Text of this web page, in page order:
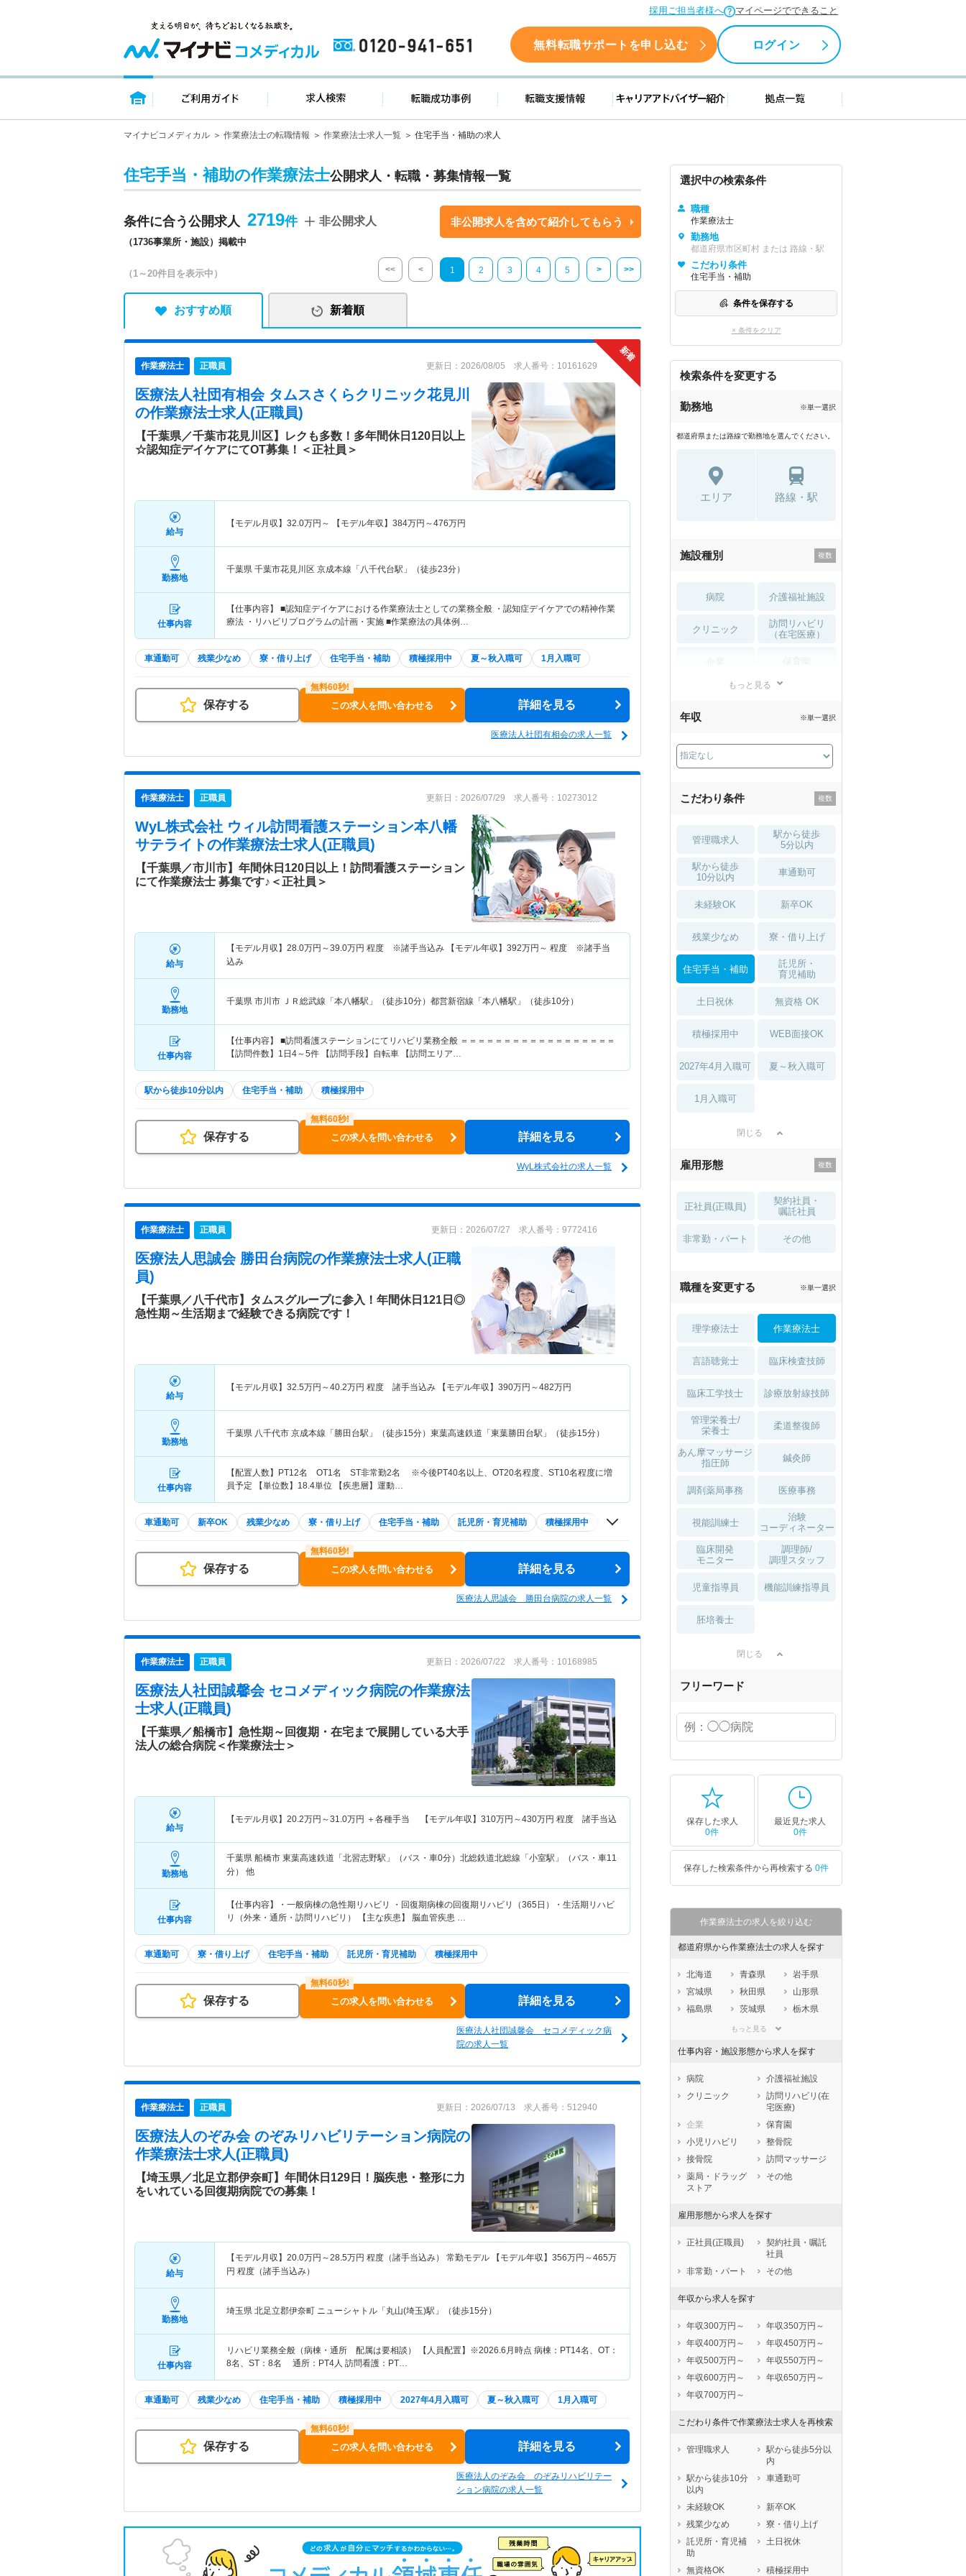
採用ご担当者様へ マイページでできること
0120-941-651 無料転職サポートを申し込む ログイン
トップページ ご利用ガイド 求人検索 転職成功事例 転職支援情報 キャリアアドバイザー紹介 拠点一覧
マイナビコメディカル 作業療法士の転職情報 作業療法士求人一覧 住宅手当・補助の求人
住宅手当・補助の作業療法士公開求人・転職・募集情報一覧
条件に合う公開求人 2719
（1736事業所・施設）掲載中
非公開求人 非公開求人を含めて紹介してもらう
（1～20件目を表示中） << < 1 2 3 4 5 > >>
おすすめ順 新着順
作業療法士 正職員 更新日：2026/08/05 求人番号：10161629
医療法人社団有相会 タムスさくらクリニック花見川
の作業療法士求人(正職員)
【千葉県／千葉市花見川区】レクも多数！多年間休日120日以上
☆認知症デイケアにてOT募集！＜正社員＞
給与
【モデル月収】 32.0万円～ 【モデル年収】 384万円～476万円
勤務地
千葉県 千葉市花見川区 京成本線「八千代台駅」（徒歩23分）
仕事内容
【仕事内容】 ■認知症デイケアにおける作業療法士としての業務全般 ・認知症デイケアでの精神作業
療法 ・リハビリプログラムの計画・実施 ■作業療法の具体例…
車通勤可 残業少なめ 寮・借り上げ 住宅手当・補助 積極採用中 夏～秋入職可 1月入職可
保存する この求人を問い合わせる 詳細を見る
医療法人社団有相会の求人一覧
作業療法士 正職員 更新日：2026/07/29 求人番号：10273012
WyL株式会社 ウィル訪問看護ステーション本八幡
サテライトの作業療法士求人(正職員)
【千葉県／市川市】年間休日120日以上！訪問看護ステーション
にて作業療法士 募集です♪＜正社員＞
給与
【モデル月収】 28.0万円～39.0万円 程度 ※諸手当込み 【モデル年収】 392万円～ 程度 ※諸手当
込み
勤務地
千葉県 市川市 ＪＲ総武線「本八幡駅」（徒歩10分）都営新宿線「本八幡駅」（徒歩10分）
仕事内容
【仕事内容】 ■訪問看護ステーションにてリハビリ業務全般 ＝＝＝＝＝＝＝＝＝＝＝＝＝＝＝＝＝＝
【訪問件数】1日4～5件 【訪問手段】自転車 【訪問エリア…
駅から徒歩10分以内 住宅手当・補助 積極採用中
保存する この求人を問い合わせる 詳細を見る
WyL株式会社の求人一覧
作業療法士 正職員 更新日：2026/07/27 求人番号：9772416
医療法人思誠会 勝田台病院の作業療法士求人(正職
員)
【千葉県／八千代市】タムスグループに参入！年間休日121日◎
急性期～生活期まで経験できる病院です！
給与
【モデル月収】 32.5万円～40.2万円 程度 諸手当込み 【モデル年収】 390万円～482万円
勤務地
千葉県 八千代市 京成本線「勝田台駅」（徒歩15分）東葉高速鉄道「東葉勝田台駅」（徒歩15分）
仕事内容
【配置人数】PT12名 OT1名 ST非常勤2名 ※今後PT40名以上、OT20名程度、ST10名程度に増
員予定 【単位数】18.4単位 【疾患層】運動…
車通勤可 新卒OK 残業少なめ 寮・借り上げ 住宅手当・補助 託児所・育児補助 積極採用中 WEB面接OK 2027年4月入職可 夏～秋入職可
保存する この求人を問い合わせる 詳細を見る
医療法人思誠会 勝田台病院の求人一覧
作業療法士 正職員 更新日：2026/07/22 求人番号：10168985
医療法人社団誠馨会 セコメディック病院の作業療法
士求人(正職員)
【千葉県／船橋市】急性期～回復期・在宅まで展開している大手
法人の総合病院＜作業療法士＞
給与
【モデル月収】 20.2万円～31.0万円 ＋各種手当 【モデル年収】 310万円～430万円 程度 諸手当込
勤務地
千葉県 船橋市 東葉高速鉄道「北習志野駅」（バス・車0分）北総鉄道北総線「小室駅」（バス・車11
分） 他
仕事内容
【仕事内容】・一般病棟の急性期リハビリ ・回復期病棟の回復期リハビリ（365日）・生活期リハビ
リ（外来・通所・訪問リハビリ） 【主な疾患】 脳血管疾患 …
車通勤可 寮・借り上げ 住宅手当・補助 託児所・育児補助 積極採用中
保存する この求人を問い合わせる 詳細を見る
医療法人社団誠馨会 セコメディック病
院の求人一覧
作業療法士 正職員 更新日：2026/07/13 求人番号：512940
医療法人のぞみ会 のぞみリハビリテーション病院の
作業療法士求人(正職員)
【埼玉県／北足立郡伊奈町】年間休日129日！脳疾患・整形に力
をいれている回復期病院での募集！
給与
【モデル月収】 20.0万円～28.5万円 程度（諸手当込み） 常勤モデル 【モデル年収】 356万円～465万
円 程度（諸手当込み）
勤務地
埼玉県 北足立郡伊奈町 ニューシャトル「丸山(埼玉)駅」（徒歩15分）
仕事内容
リハビリ業務全般（病棟・通所 配属は要相談） 【人員配置】※2026.6月時点 病棟：PT14名、OT：
8名、ST：8名 通所：PT4人 訪問看護：PT…
車通勤可 残業少なめ 住宅手当・補助 積極採用中 2027年4月入職可 夏～秋入職可 1月入職可
保存する この求人を問い合わせる 詳細を見る
医療法人のぞみ会 のぞみリハビリテー
ション病院の求人一覧
選択中の検索条件
職種
作業療法士
勤務地
都道府県市区町村 または 路線・駅
こだわり条件
住宅手当・補助
条件を保存する
× 条件をクリア
検索条件を変更する
勤務地 ※単一選択
都道府県または路線で勤務地を選んでください。
エリア 路線・駅
施設種別
病院 介護福祉施設
クリニック
訪問リハビリ
（在宅医療）
薬局・
もっと見る
年収 ※単一選択
こだわり条件
管理職求人
駅から徒歩
5分以内
駅から徒歩
10分以内
車通勤可
未経験OK 新卒OK
残業少なめ 寮・借り上げ
住宅手当・補助
託児所・
育児補助
土日祝休 無資格 OK
積極採用中 WEB面接OK
2027年4月入職可 夏～秋入職可
1月入職可
閉じる
雇用形態
正社員(正職員)
契約社員・
嘱託社員
非常勤・パート その他
職種を変更する ※単一選択
理学療法士 作業療法士
言語聴覚士 臨床検査技師
臨床工学技士 診療放射線技師
管理栄養士/
栄養士
柔道整復師
あん摩マッサージ
指圧師
鍼灸師
調剤薬局事務 医療事務
視能訓練士
治験
コーディネーター
臨床開発
モニター
調理師/
調理スタッフ
児童指導員 機能訓練指導員
胚培養士
閉じる
フリーワード
保存した求人
0件
最近見た求人
0件
保存した検索条件から再検索する 0件
作業療法士の求人を絞り込む
都道府県から作業療法士の求人を探す
北海道 青森県
岩手県
宮城県
秋田県
山形県
福島県
茨城県
栃木県
埼玉県
石川県
福井県
岐阜県
静岡県
愛知県
三重県
大阪府
兵庫県
奈良県
鳥取県
島根県
広島県
山口県
徳島県
香川県
愛媛県
熊本県
大分県
もっと見る
仕事内容・施設形態から求人を探す
病院
介護福祉施設
クリニック
訪問リハビリ(在
宅医療)
企業
保育園
小児リハビリ
整骨院
接骨院
訪問マッサージ
薬局・ドラッグ
ストア
その他
雇用形態から求人を探す
正社員(正職員)
契約社員・嘱託
社員
非常勤・パート
その他
年収から求人を探す
年収300万円～
年収350万円～
年収400万円～
年収450万円～
年収500万円～
年収550万円～
年収600万円～
年収650万円～
年収700万円～
こだわり条件で作業療法士求人を再検索
管理職求人
駅から徒歩5分以
内
駅から徒歩10分
以内
車通勤可
未経験OK
新卒OK
残業少なめ
寮・借り上げ
託児所・育児補
助
土日祝休
無資格OK 積極採用中